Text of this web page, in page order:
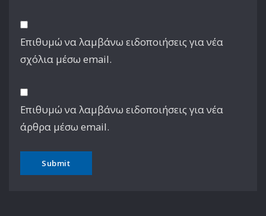
Επιθυμώ να λαμβάνω ειδοποιήσεις για νέα
σχόλια μέσω email.
Επιθυμώ να λαμβάνω ειδοποιήσεις για νέα
άρθρα μέσω email.